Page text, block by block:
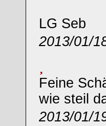
LG Seb
2013/01/
Feine
wie steil
2013/01/